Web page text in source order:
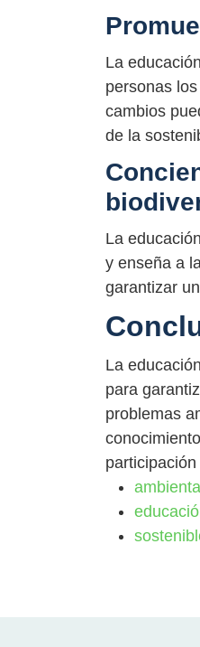
La
personas
cambios
de la
La
y enseña a
garantizar
La
para
problemas